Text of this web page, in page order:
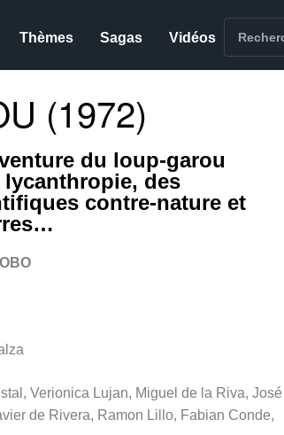
Thèmes Sagas Vidéos
(1972)
du loup-garou
lycanthropie, des
contre-nature et
Verionica Lujan, Miguel de la Riva, José
de Rivera, Ramon Lillo, Fabian Conde,